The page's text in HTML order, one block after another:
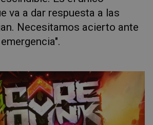
va a dar respuesta a las
Necesitamos acierto ante